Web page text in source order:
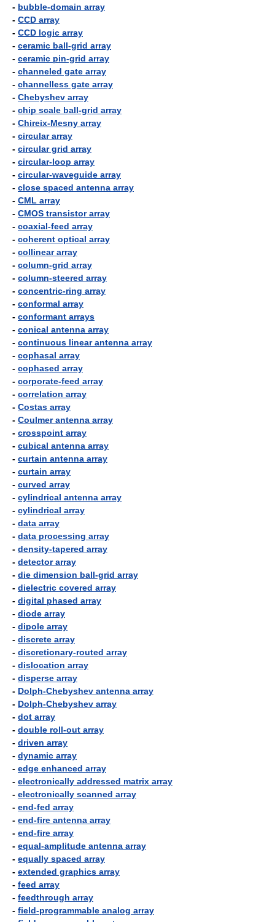
- bubble-domain array
- CCD array
- CCD logic array
- ceramic ball-grid array
- ceramic pin-grid array
- channeled gate array
- channelless gate array
- Chebyshev array
- chip scale ball-grid array
- Chireix-Mesny array
- circular array
- circular grid array
- circular-loop array
- circular-waveguide array
- close spaced antenna array
- CML array
- CMOS transistor array
- coaxial-feed array
- coherent optical array
- collinear array
- column-grid array
- column-steered array
- concentric-ring array
- conformal array
- conformant arrays
- conical antenna array
- continuous linear antenna array
- cophasal array
- cophased array
- corporate-feed array
- correlation array
- Costas array
- Coulmer antenna array
- crosspoint array
- cubical antenna array
- curtain antenna array
- curtain array
- curved array
- cylindrical antenna array
- cylindrical array
- data array
- data processing array
- density-tapered array
- detector array
- die dimension ball-grid array
- dielectric covered array
- digital phased array
- diode array
- dipole array
- discrete array
- discretionary-routed array
- dislocation array
- disperse array
- Dolph-Chebyshev antenna array
- Dolph-Chebyshev array
- dot array
- double roll-out array
- driven array
- dynamic array
- edge enhanced array
- electronically addressed matrix array
- electronically scanned array
- end-fed array
- end-fire antenna array
- end-fire array
- equal-amplitude antenna array
- equally spaced array
- extended graphics array
- feed array
- feedthrough array
- field-programmable analog array